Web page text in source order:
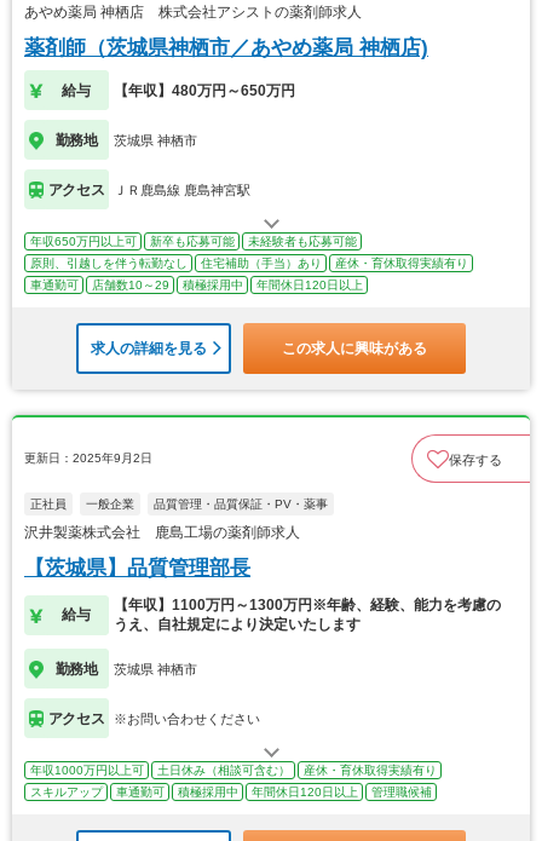
あやめ薬局 神栖店 株式会社アシストの薬剤師求人
薬剤師（茨城県神栖市／あやめ薬局 神栖店)
給与 【年収】480万円～650万円
勤務地 茨城県 神栖市
アクセス ＪＲ鹿島線 鹿島神宮駅
年収650万円以上可 新卒も応募可能
未経験者も応募可能
原則、引越しを伴う転勤なし
住宅補助（手当）あり
産休・育休取得実績有り
車通勤可
店舗数10～29 積極採用中 年間休日120日以上
求人の詳細を見る この求人に興味がある
更新日：2025年9月2日 保存する
正社員 一般企業 品質管理・品質保証・PV・薬事
沢井製薬株式会社 鹿島工場の薬剤師求人
【茨城県】品質管理部長
給与
【年収】1100万円～1300万円※年齢、経験、能力を考慮の
うえ、自社規定により決定いたします
勤務地 茨城県 神栖市
アクセス ※お問い合わせください
年収1000万円以上可 土日休み（相談可含む）
産休・育休取得実績有り
スキルアップ
車通勤可 積極採用中 年間休日120日以上 管理職候補